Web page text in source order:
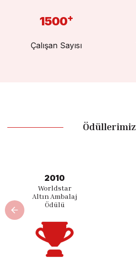
1500+
Çalışan Sayısı
Ödüllerimiz
2010
Worldstar
Altın Ambalaj
Ödülü